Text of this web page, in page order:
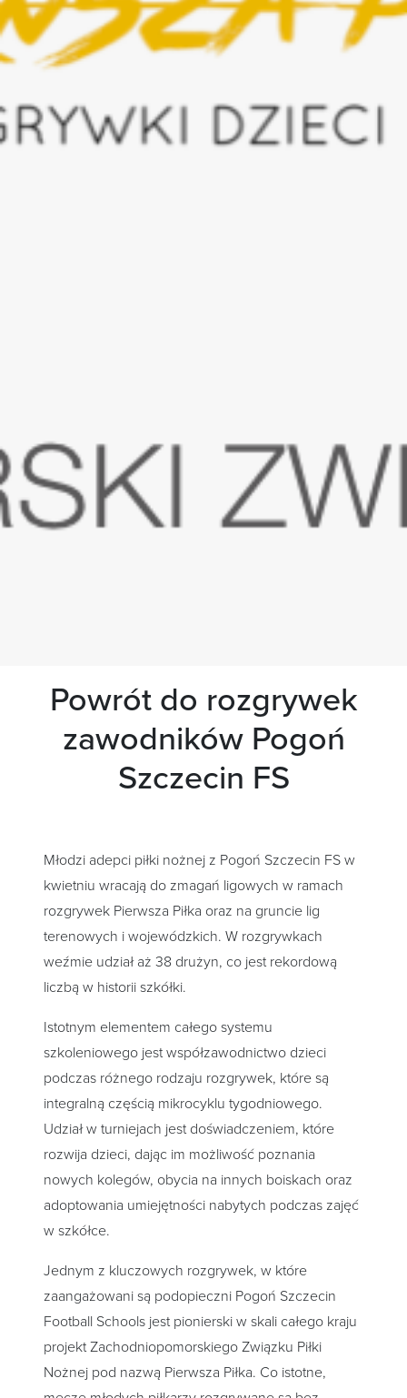
Powrót do rozgrywek
zawodników Pogoń
Szczecin FS
Młodzi adepci piłki nożnej z Pogoń Szczecin FS w
kwietniu wracają do zmagań ligowych w ramach
rozgrywek Pierwsza Piłka oraz na gruncie lig
terenowych i wojewódzkich. W rozgrywkach
weźmie udział aż 38 drużyn, co jest rekordową
liczbą w historii szkółki.
Istotnym elementem całego systemu
szkoleniowego jest współzawodnictwo dzieci
podczas różnego rodzaju rozgrywek, które są
integralną częścią mikrocyklu tygodniowego.
Udział w turniejach jest doświadczeniem, które
rozwija dzieci, dając im możliwość poznania
nowych kolegów, obycia na innych boiskach oraz
adoptowania umiejętności nabytych podczas zajęć
w szkółce.
Jednym z kluczowych rozgrywek, w które
zaangażowani są podopieczni Pogoń Szczecin
Football Schools jest pionierski w skali całego kraju
projekt Zachodniopomorskiego Związku Piłki
Nożnej pod nazwą Pierwsza Piłka. Co istotne,